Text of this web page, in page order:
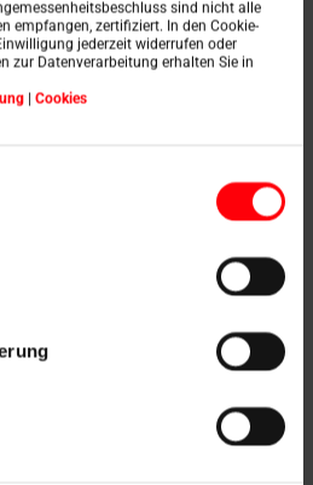
sind nicht alle
empfangen, zertifiziert. In den Cookie-
jederzeit widerrufen oder
zur Datenverarbeitung erhalten Sie in
| Cookies